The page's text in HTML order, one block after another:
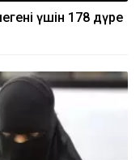
үшін 178 дүре